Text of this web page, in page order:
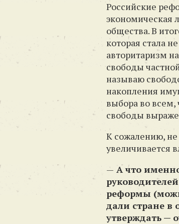
Российские
экономическая
общества. В
которая стала
авторитаризм
свободы
называю
накопления
выбора во всем,
свободы
К сожалению, не
увеличивается
— А что
реформы
дали стране в
утверждать —